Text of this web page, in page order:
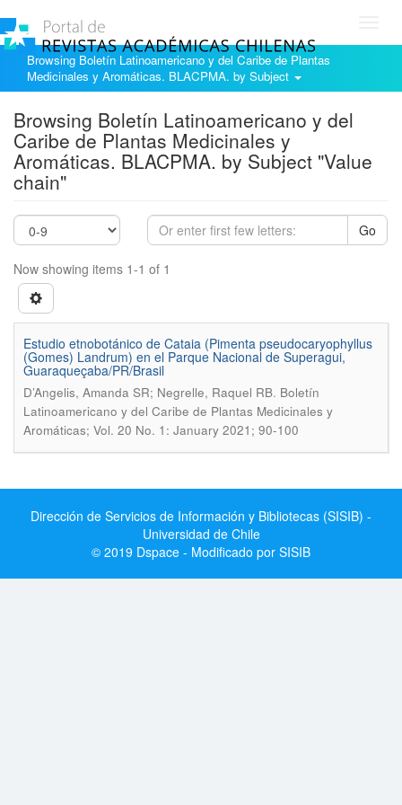
Browsing Boletín Latinoamericano y del Caribe de Plantas
Medicinales y Aromáticas. BLACPMA. by Subject
Browsing Boletín Latinoamericano y del
Caribe de Plantas Medicinales y
Aromáticas. BLACPMA. by Subject "Value
chain"
Go
Now showing items 1-1 of 1
Estudio etnobotánico de Cataia (Pimenta pseudocaryophyllus
(Gomes) Landrum) en el Parque Nacional de Superagui,
Guaraqueçaba/PR/Brasil
D’Angelis, Amanda SR; Negrelle, Raquel RB. Boletín
Latinoamericano y del Caribe de Plantas Medicinales y
Aromáticas; Vol. 20 No. 1: January 2021; 90-100
Dirección de Servicios de Información y Bibliotecas (SISIB) -
Universidad de Chile
© 2019 Dspace - Modificado por SISIB